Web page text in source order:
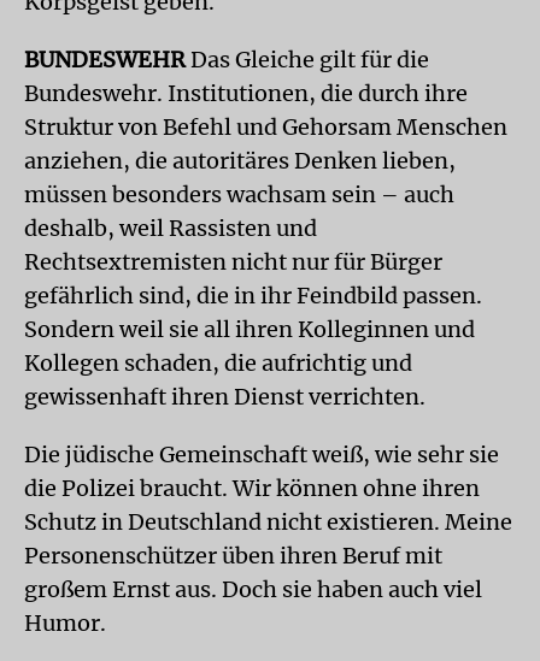
BUNDESWEHRDas Gleiche gilt für die
Bundeswehr. Institutionen, die durch ihre
Struktur von Befehl und Gehorsam Menschen
anziehen, die autoritäres Denken lieben,
müssen besonders wachsam sein – auch
deshalb, weil Rassisten und
Rechtsextremisten nicht nur für Bürger
gefährlich sind, die in ihr Feindbild passen.
Sondern weil sie all ihren Kolleginnen und
Kollegen schaden, die aufrichtig und
gewissenhaft ihren Dienst verrichten.
Die jüdische Gemeinschaft weiß, wie sehr sie
die Polizei braucht. Wir können ohne ihren
Schutz in Deutschland nicht existieren. Meine
Personenschützer üben ihren Beruf mit
großem Ernst aus. Doch sie haben auch viel
Humor.